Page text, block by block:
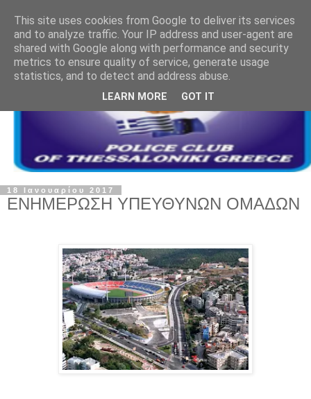
18 Ιανουαρίου 2017
ΕΝΗΜΕΡΩΣΗ ΥΠΕΥΘΥΝΩΝ ΟΜΑΔΩΝ
This site uses cookies from Google to deliver its services
and to analyze traffic. Your IP address and user-agent are
shared with Google along with performance and security
metrics to ensure quality of service, generate usage
statistics, and to detect and address abuse.
LEARN MORE GOT IT